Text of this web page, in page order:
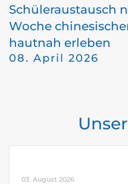
Schüleraustausch
Woche
hautnah erleben
08. April 2026
03. August 2026